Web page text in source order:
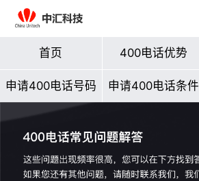
首页 400电话优势
申请400电话号码 申请400电话条件